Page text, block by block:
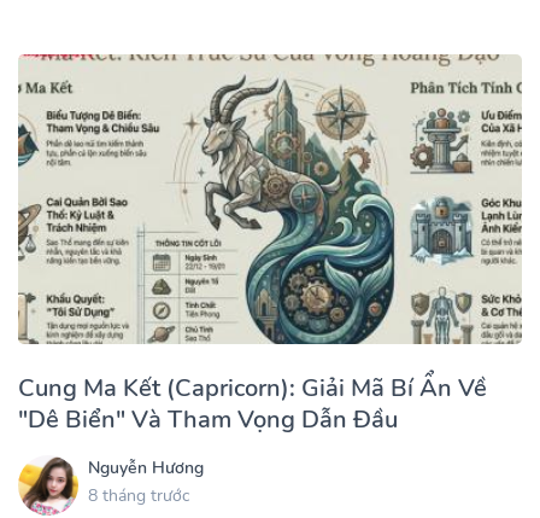
Cung Ma Kết (Capricorn): Giải Mã Bí Ẩn Về
"Dê Biển" Và Tham Vọng Dẫn Đầu
Nguyễn Hương
8 tháng trước